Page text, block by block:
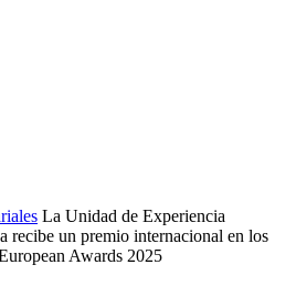
La Unidad de Experiencia
recibe un premio internacional en los
Awards 2025